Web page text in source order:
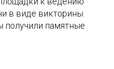
в виде викторины.
получили памятные